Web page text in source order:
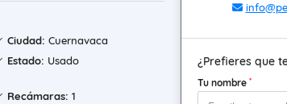
Ciudad: Cuernavaca
Estado: Usado
Recámaras: 1
¿Prefieres que
Tu nombre *